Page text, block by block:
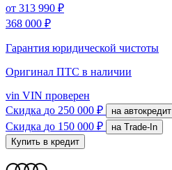
от 313 990 ₽
368 000 ₽
Гарантия юридической чистоты
Оригинал ПТС в наличии
vin VIN проверен
Скидка до 250 000 ₽ на автокредит
Скидка до 150 000 ₽
на Trade-In
Купить в кредит